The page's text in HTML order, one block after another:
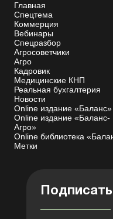
Главная
Спецтема
Коммерция
Вебинары
Спецразбор
Агросоветчики
Агро
Кадровик
Медицинские КНП
Реальная бухгалтерия
Новости
Online издание «Баланс»
Online издание «Баланс-
Агро»
Online библиотека
Метки